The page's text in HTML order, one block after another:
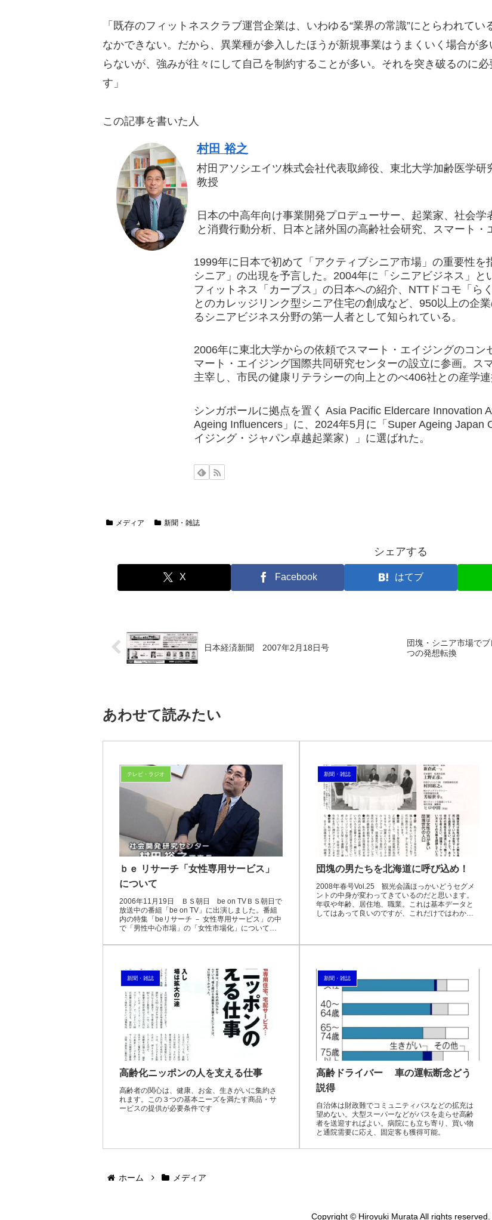
「既存のフィットネスクラブ運営企業は、いわゆる“業界の常識”にとらわれて
なかできない。だから、異業種が参入したほうが新規事業はうまくいく場合が
らないが、強みが往々にして自己を制約することが多い。それを突き破るのに
す」
この記事を書いた人
村田 裕之
村田アソシエイツ株式会社代表取締役、東北大学加齢医学
教授
日本の中高年向け事業開発プロデューサー、起業家、社会
と消費行動分析、日本と諸外国の高齢社会研究、スマート・
1999年に日本で初めて「アクティブシニア市場」の重要性を
シニア」の出現を予言した。2004年に「シニアビジネス」
フィットネス「カーブス」の日本への紹介、NTTドコモ「ら
とのカレッジリンク型シニア住宅の創成など、950以上の企
るシニアビジネス分野の第一人者として知られている。
2006年に東北大学からの依頼でスマート・エイジングのコ
マート・エイジング国際共同研究センターの設立に参画。ス
主宰し、市民の健康リテラシーの向上とのべ406社との産学連
シンガポールに拠点を置く Asia Pacific Eldercare Innovation
Ageing Influencers」に、2024年5月に「Super Ageing Japan
イジング・ジャパン卓越起業家）」に選ばれた。
メディア 新聞・雑誌
シェアする
X Facebook はてブ
日本経済新聞 2007年2月18日号
団塊・シニア市場で
つの発想転換
あわせて読みたい
テレビ・ラジオ
ｂｅ リサーチ「女性専用サービス」
について
2006年11月19日 ＢＳ朝日 be on TVＢＳ朝日で
放送中の番組「be on TV」に出演しました。番組
内の特集「beリサーチ － 女性専用サービス」の中
で「男性中心市場」の「女性市場化」についてコ
新聞・雑誌
団塊の男たちを北海道に呼び込め！
2008年春号Vol.25 観光会議ほっかいどうセグメ
ントの中身が変わってきているのだと思います。
年収や年齢、居住地、職業。これは基本データと
してはあって良いのですが、これだけではわから
新聞・雑誌
高齢化ニッポンの人を支える仕事
高齢者の関心は、健康、お金、生きがいに集約さ
れます。この３つの基本ニーズを満たす商品・サ
ービスの提供が必要条件です
新聞・雑誌
高齢ドライバー 車の運転断念どう
説得
自治体は財政難でコミュニティバスなどの拡充は
望めない。大型スーパーなどがバスを走らせ高齢
者を送迎すればよい。病院にも立ち寄り、買い物
と通院需要に応え、固定客も獲得可能。
ホーム メディア
Copyright © Hiroyuki Murata All rights reserved.